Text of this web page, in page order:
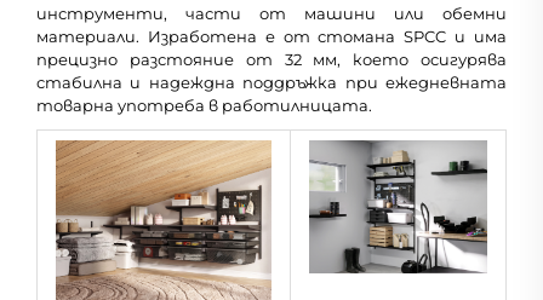
инструменти, части от машини или обемни
материали. Изработена е от стомана SPCC и има
прецизно разстояние от 32 мм, което осигурява
стабилна и надеждна поддръжка при ежедневната
товарна употреба в работилницата.